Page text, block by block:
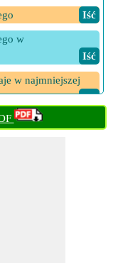
​ Iść
w
​ Iść
w najmniejszej
​ Iść
powstaje w